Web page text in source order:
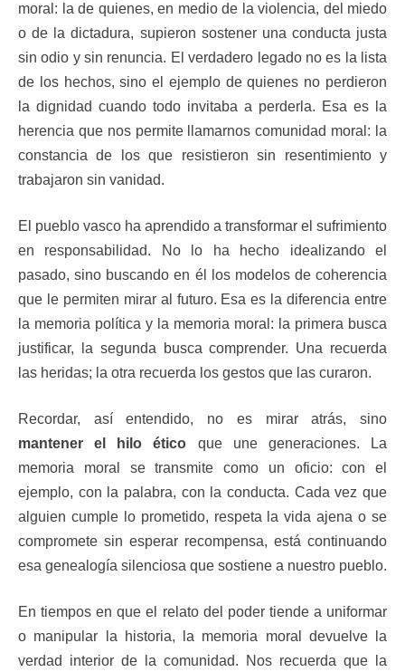
moral: la de quienes, en medio de la violencia, del miedo
o de la dictadura, supieron sostener una conducta justa
sin odio y sin renuncia. El verdadero legado no es la lista
de los hechos, sino el ejemplo de quienes no perdieron
la dignidad cuando todo invitaba a perderla. Esa es la
herencia que nos permite llamarnos comunidad moral: la
constancia de los que resistieron sin resentimiento y
trabajaron sin vanidad.
El pueblo vasco ha aprendido a transformar el sufrimiento
en responsabilidad. No lo ha hecho idealizando el
pasado, sino buscando en él los modelos de coherencia
que le permiten mirar al futuro. Esa es la diferencia entre
la memoria política y la memoria moral: la primera busca
justificar, la segunda busca comprender. Una recuerda
las heridas; la otra recuerda los gestos que las curaron.
Recordar, así entendido, no es mirar atrás, sino
mantener el hilo ético que une generaciones. La
memoria moral se transmite como un oficio: con el
ejemplo, con la palabra, con la conducta. Cada vez que
alguien cumple lo prometido, respeta la vida ajena o se
compromete sin esperar recompensa, está continuando
esa genealogía silenciosa que sostiene a nuestro pueblo.
En tiempos en que el relato del poder tiende a uniformar
o manipular la historia, la memoria moral devuelve la
verdad interior de la comunidad. Nos recuerda que la